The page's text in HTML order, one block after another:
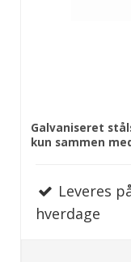
Galvaniseret
kun sammen
Leveres
hverdage